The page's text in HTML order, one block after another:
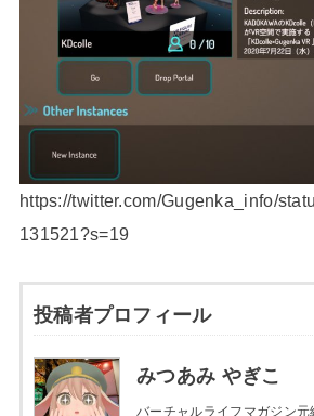
https://twitter.com/Gugenka_info/
131521?s=19
投稿者プロフィール
みつあみ やぎこ
バーチャルライフマガジン元